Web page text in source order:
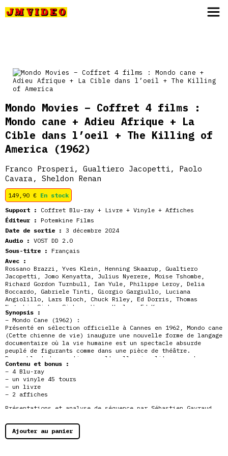
Mondo Movies – Coffret 4 films :
Mondo cane + Adieu Afrique + La
Cible dans l’oeil + The Killing of
America (1962)
Franco Prosperi, Gualtiero Jacopetti, Paolo
Cavara, Sheldon Renan
149,90 € En stock
Support :
Coffret Blu-ray + Livre + Vinyle + Affiches
Éditeur : Potemkine Films
Date de sortie : 3 décembre 2024
Audio : VOST DD 2.0
Sous-titre : Français
Avec :
Rossano Brazzi, Yves Klein, Henning Skaarup, Gualtiero
Jacopetti, Jomo Kenyatta, Julius Nyerere, Moise Tshombe,
Richard Gordon Turnbull, Ian Yule, Philippe Leroy, Delia
Boccardo, Gabriele Tinti, Giorgio Gargiullo, Luciana
Angiolillo, Lars Bloch, Chuck Riley, Ed Dorris, Thomas
Noguchi, Sirhan Sirhan, Wayne Henley, Ed Kemper
Synopsis :
– Mondo Cane (1962) :
Présenté en sélection officielle à Cannes en 1962, Mondo cane
(Cette chienne de vie) inaugure une nouvelle forme de langage
documentaire où la vie humaine est un spectacle absurde
peuplé de figurants comme dans une pièce de théâtre.
Rassemblant des pratiques culturelles insolites,
macabres ou
exotiques filmées aux quatre coins du monde, les réalisateurs
ont provoqué le scandale, flouté la limite entre le vrai et
le faux et ont annoncé des décennies de documentaires-choc
nommés mondos qui peuvent être vus comme des ancêtres de la
téléréalité. Accompagnées d’un commentaire mi cynique mi
moralisateur, les séquences, non dénuées d’angoisse et de
Yves Klein ne s’en remettra pas et mourra moins d’un mois
après l’avant-première. Plus qu’un film, un phénomène
Contenu et bonus :
– 4 Blu-ray
– un vinyle 45 tours
– un livre
– 2 affiches
Présentations et analyse de séquence par Sébastien Gayraud
« Le Salon des horreurs »
« Une déambulation Mondo » par Maxime Lachaud
« Cette liberté de chien » par Daniel Gouyette
Ajouter au panier